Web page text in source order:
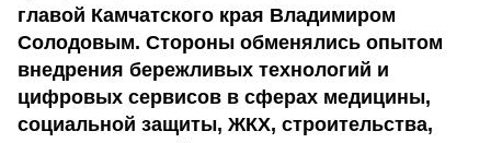
главой Камчатского края Владимиром
Солодовым. Стороны обменялись опытом
внедрения бережливых технологий и
цифровых сервисов в сферах медицины,
социальной защиты, ЖКХ, строительства,